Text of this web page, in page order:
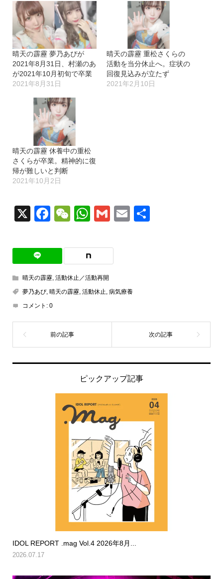
晴天の霹靂 夢乃あぴが
2021年8月31日、村瀬のあ
が2021年10月初旬で卒業
2021年8月31日
晴天の霹靂 重松さくらの
活動を当分休止へ。症状の
回復見込みが立たず
2021年2月10日
晴天の霹靂 休養中の重松
さくらが卒業。精神的に復
帰が難しいと判断
2021年10月2日
X Facebook
WeChat
WhatsApp
GmailEmail
晴天の霹靂, 活動休止／活動再開
夢乃あぴ, 晴天の霹靂, 活動休止, 病気療養
コメント: 0
ピックアップ記事
IDOL REPORT .mag Vol.4 2026年8月...
2026.07.17